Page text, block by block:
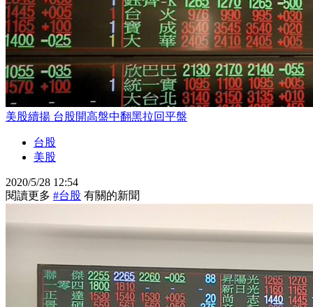
美股續揚 台股開高盤中翻黑拉回平盤
台股
美股
2020/5/28 12:54
閱讀更多 #台股 有關的新聞